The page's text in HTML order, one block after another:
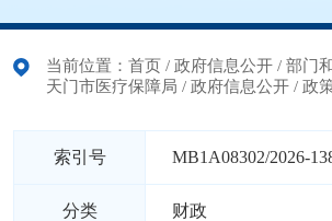
当前位置： 首页 / 政府信息公开 / 部门
天门市医疗保障局 / 政府信息公开 / 政
索引号 MB1A08302/2026-
分类 财政